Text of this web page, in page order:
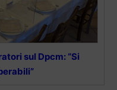
sul Dpcm: “Si